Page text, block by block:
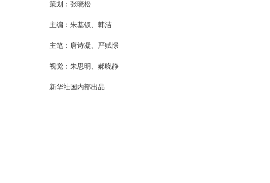
策划：张晓松
主编：朱基钗、韩洁
主笔：唐诗凝、严赋憬
视觉：朱思明、郝晓静
新华社国内部出品